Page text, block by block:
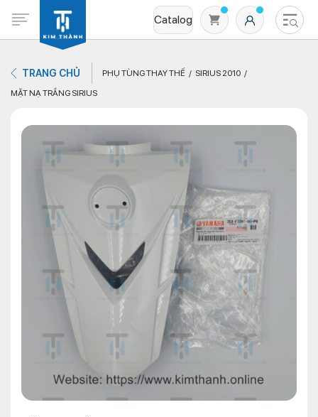
Catalog
Không có sản phẩm nào trong giỏ hàng
TRANG CHỦ PHỤ TÙNG THAY THẾ
SIRIUS 2010
MẶT NẠ TRẮNG SIRIUS